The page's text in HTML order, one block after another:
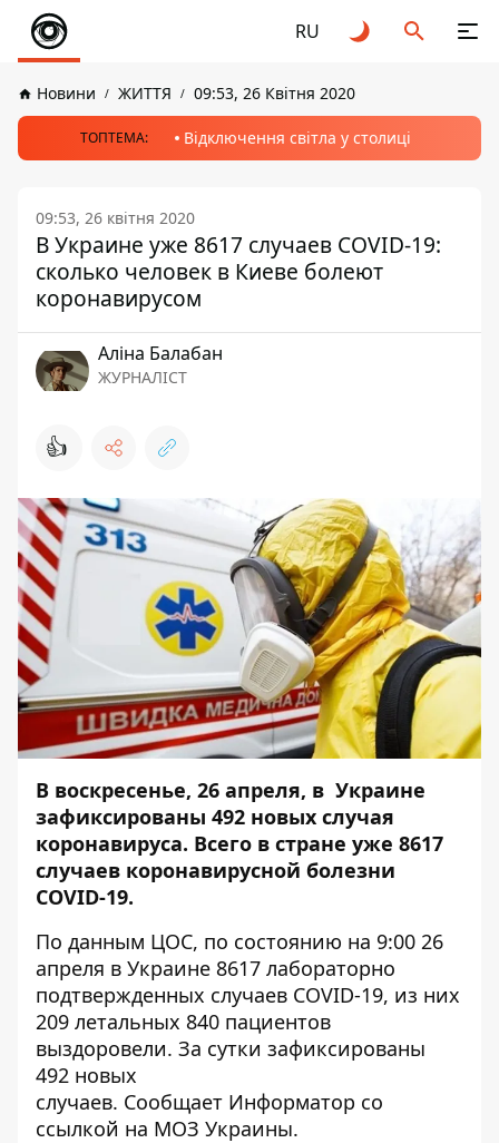
RU
Новини ЖИТТЯ 09:53, 26 Квітня 2020
ТОПТЕМА: Відключення світла у столиці
09:53, 26 квітня 2020
В Украине уже 8617 случаев COVID-19:
сколько человек в Киеве болеют
коронавирусом
Аліна Балабан
ЖУРНАЛІСТ
👍
В воскресенье, 26 апреля, в Украине
зафиксированы 492 новых случая
коронавируса. Всего в стране уже 8617
случаев коронавирусной болезни
COVID-19.
По данным ЦОС, по состоянию на 9:00 26
апреля в Украине 8617 лабораторно
подтвержденных случаев COVID-19, из них
209 летальных 840 пациентов
выздоровели. За сутки зафиксированы
492 новых
случаев. Сообщает Информатор со
ссылкой на МОЗ Украины.